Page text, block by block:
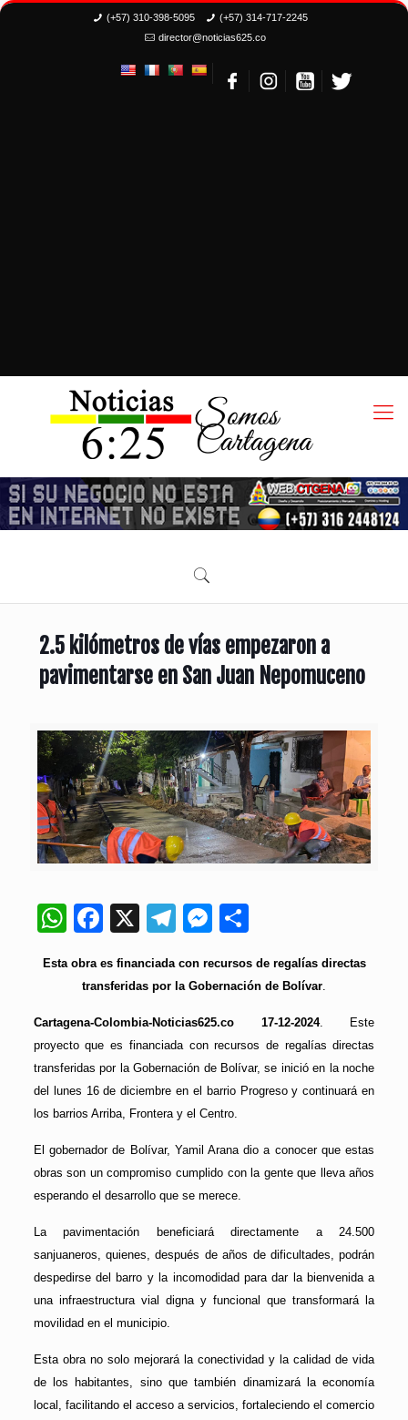
(+57) 310-398-5095
(+57) 314-717-2245
director@noticias625.co
2.5 kilómetros de vías empezaron a
pavimentarse en San Juan Nepomuceno
WhatsApp
Facebook
X Telegram
Messenger
Esta obra es financiada con recursos de regalías directas
transferidas por la Gobernación de Bolívar.
Cartagena-Colombia-Noticias625.co 17-12-2024. Este
proyecto que es financiada con recursos de regalías directas
transferidas por la Gobernación de Bolívar, se inició en la noche
del lunes 16 de diciembre en el barrio Progreso y continuará en
los barrios Arriba, Frontera y el Centro.
El gobernador de Bolívar, Yamil Arana dio a conocer que estas
obras son un compromiso cumplido con la gente que lleva años
esperando el desarrollo que se merece.
La pavimentación beneficiará directamente a 24.500
sanjuaneros, quienes, después de años de dificultades, podrán
despedirse del barro y la incomodidad para dar la bienvenida a
una infraestructura vial digna y funcional que transformará la
movilidad en el municipio.
Esta obra no solo mejorará la conectividad y la calidad de vida
de los habitantes, sino que también dinamizará la economía
local, facilitando el acceso a servicios, fortaleciendo el comercio